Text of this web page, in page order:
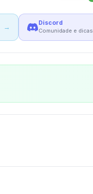
→
Discord
Comunidade e dicas